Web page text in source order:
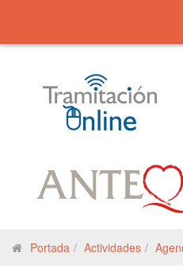
Portada Actividades